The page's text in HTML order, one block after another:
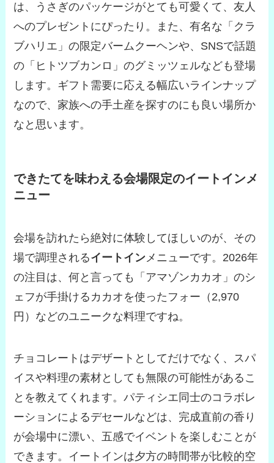
は、うさぎのパッケージがとても可愛くて、友人
へのプレゼントにぴったり。また、有名な「クラ
ブハリエ」の限定バームクーヘンや、SNSで話題
の「ヒトツブカンロ」のグミッツェルなども登場
します。ギフト需要に応える幅広いラインナップ
なので、家族への手土産を探すのにも良い場所か
なと思います。
できたてを味わえる会場限定のイートインメ
ニュー
会場を訪れたら絶対に体験してほしいのが、その
場で調理されるイートイン メニューです。2026年
の注目は、何と言っても「アマゾンカカオ」のシ
ェフが手掛けるカカオを使ったフォー（2,970
円）などのユニークな料理ですね。
チョコレートはデザートとしてだけでなく、スパ
イスや料理の素材としても無限の可能性があるこ
とを教えてくれます。パティシエ同士のコラボレ
ーションによるデセールなどは、完成直前の香り
が会場中に漂い、五感でイベントを楽しむことが
できます。イートインは夕方の時間帯が比較的空